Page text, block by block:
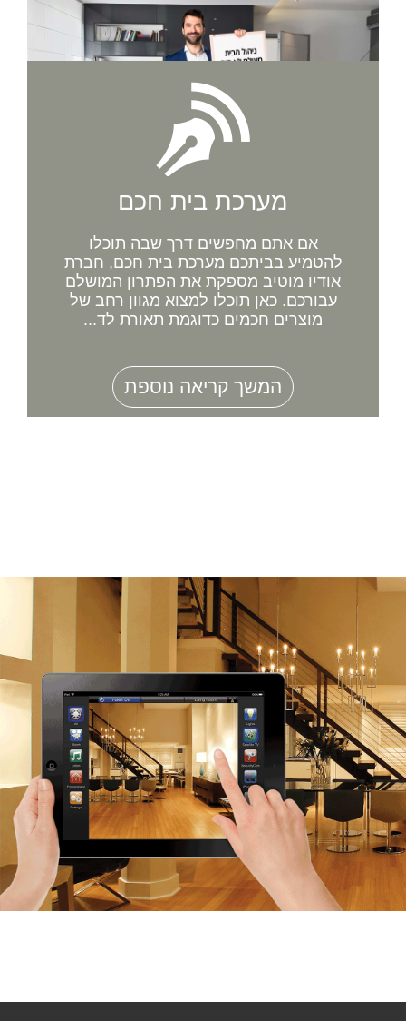
מערכת בית חכם
אם אתם מחפשים דרך שבה תוכלו
להטמיע בביתכם מערכת בית חכם, חברת
אודיו מוטיב מספקת את הפתרון המושלם
עבורכם. כאן תוכלו למצוא מגוון רחב של
מוצרים חכמים כדוגמת תאורת לד...
המשך קריאה נוספת